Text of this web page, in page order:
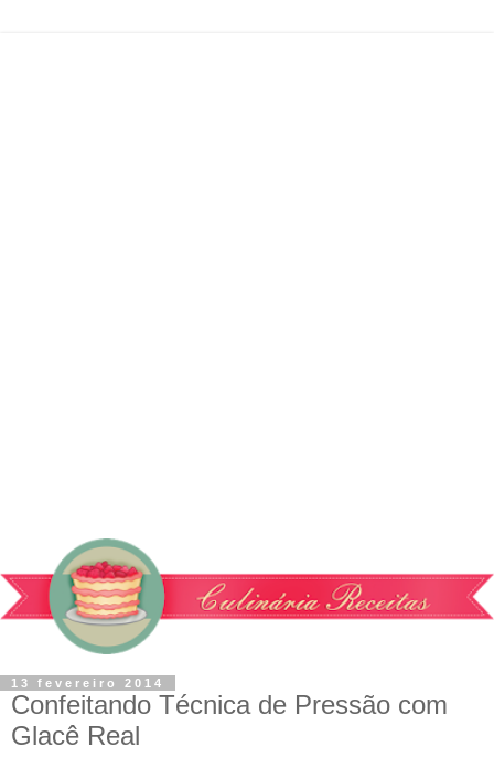
13 fevereiro 2014
Confeitando Técnica de Pressão com
Glacê Real